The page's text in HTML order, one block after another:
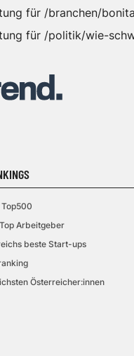
für /branchen/
für /politik/wie-
Arbeitgeber
beste Start-ups
Österreicher:innen